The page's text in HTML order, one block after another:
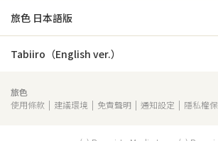
旅色 日本語版
Tabiiro（English ver.）
旅色
使用條款
建議環境 免責聲明 通知設定 隱私權